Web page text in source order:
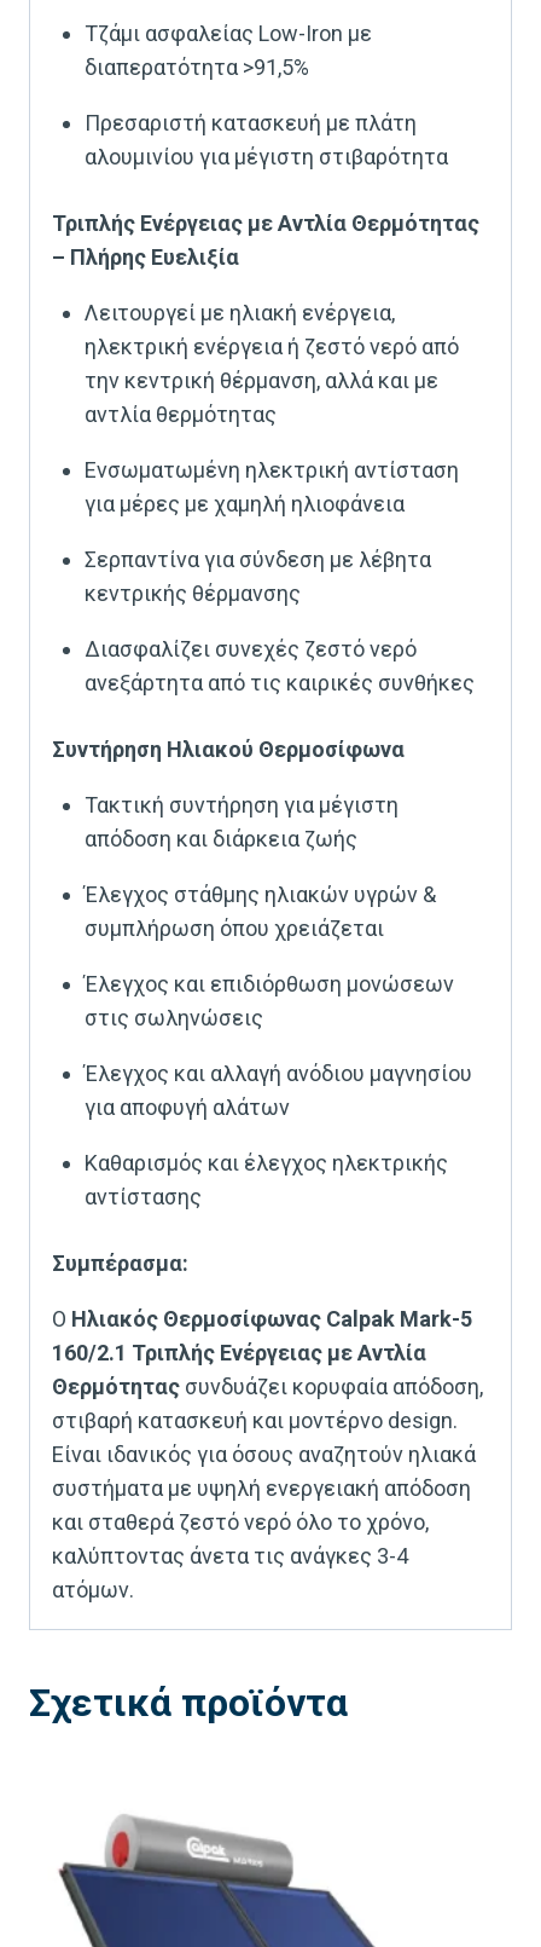
Τζάμι ασφαλείας Low-Iron με
διαπερατότητα >91,5%
Πρεσαριστή κατασκευή με πλάτη
αλουμινίου για μέγιστη στιβαρότητα
Τριπλής Ενέργειας με Αντλία Θερμότητας
– Πλήρης Ευελιξία
Λειτουργεί με ηλιακή ενέργεια,
ηλεκτρική ενέργεια ή ζεστό νερό από
την κεντρική θέρμανση, αλλά και με
αντλία θερμότητας
Ενσωματωμένη ηλεκτρική αντίσταση
για μέρες με χαμηλή ηλιοφάνεια
Σερπαντίνα για σύνδεση με λέβητα
κεντρικής θέρμανσης
Διασφαλίζει συνεχές ζεστό νερό
ανεξάρτητα από τις καιρικές συνθήκες
Συντήρηση Ηλιακού Θερμοσίφωνα
Τακτική συντήρηση για μέγιστη
απόδοση και διάρκεια ζωής
Έλεγχος στάθμης ηλιακών υγρών &
συμπλήρωση όπου χρειάζεται
Έλεγχος και επιδιόρθωση μονώσεων
στις σωληνώσεις
Έλεγχος και αλλαγή ανόδιου μαγνησίου
για αποφυγή αλάτων
Καθαρισμός και έλεγχος ηλεκτρικής
αντίστασης
Συμπέρασμα:
Ο Ηλιακός Θερμοσίφωνας Calpak Mark-5
160/2.1 Τριπλής Ενέργειας με Αντλία
Θερμότητας συνδυάζει κορυφαία απόδοση,
στιβαρή κατασκευή και μοντέρνο design.
Είναι ιδανικός για όσους αναζητούν ηλιακά
συστήματα με υψηλή ενεργειακή απόδοση
και σταθερά ζεστό νερό όλο το χρόνο,
καλύπτοντας άνετα τις ανάγκες 3-4
ατόμων.
Σχετικά προϊόντα